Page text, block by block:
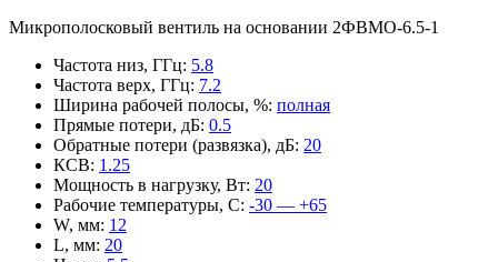
Микрополосковый вентиль на основании 2ФВМO-6.5-1
Частота низ, ГГц: 5.8
Частота верх, ГГц: 7.2
Ширина рабочей полосы, %: полная
Прямые потери, дБ: 0.5
Обратные потери (развязка), дБ: 20
КСВ: 1.25
Мощность в нагрузку, Вт: 20
Рабочие температуры, С: -30 — +65
W, мм: 12
L, мм: 20